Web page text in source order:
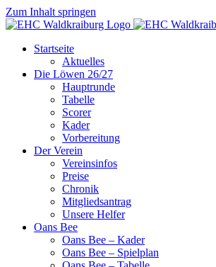
Zum Inhalt springen
Startseite
Aktuelles
Die Löwen 26/27
Hauptrunde
Tabelle
Scorer
Kader
Vorbereitung
Der Verein
Vereinsinfos
Preise
Chronik
Mitgliedsantrag
Unsere Helfer
Oans Bee
Oans Bee – Kader
Oans Bee – Spielplan